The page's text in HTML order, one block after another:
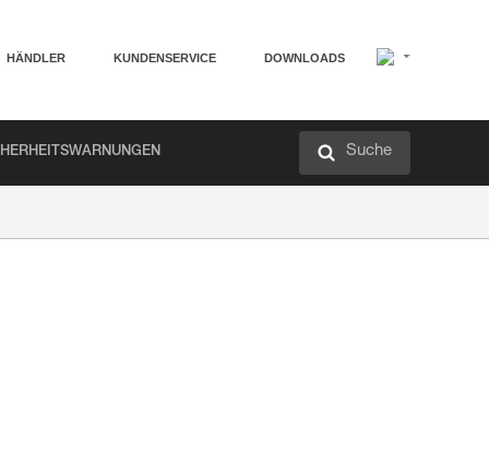
HÄNDLER KUNDENSERVICE DOWNLOADS
Suche